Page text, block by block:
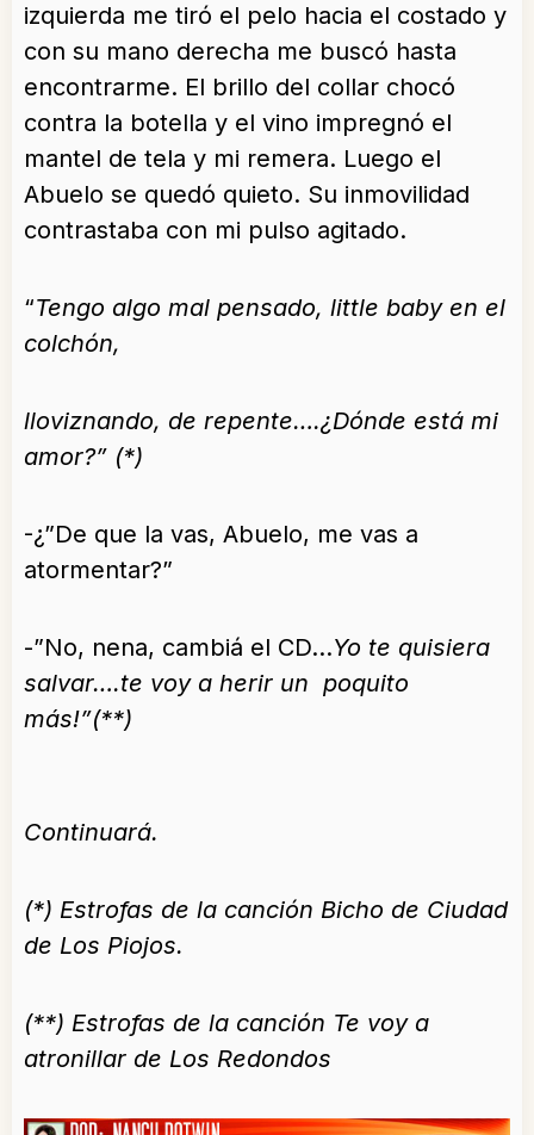
izquierda me tiró el pelo hacia el costado y
con su mano derecha me buscó hasta
encontrarme. El brillo del collar chocó
contra la botella y el vino impregnó el
mantel de tela y mi remera. Luego el
Abuelo se quedó quieto. Su inmovilidad
contrastaba con mi pulso agitado.
“Tengo algo mal pensado, little baby en el
colchón,
lloviznando, de repente….¿Dónde está mi
amor?” (*)
-¿”De que la vas, Abuelo, me vas a
atormentar?”
-”No, nena, cambiá el CD…Yo te quisiera
salvar….te voy a herir un poquito
más!”(**)
Continuará.
(*) Estrofas de la canción Bicho de Ciudad
de Los Piojos.
(**) Estrofas de la canción Te voy a
atronillar de Los Redondos